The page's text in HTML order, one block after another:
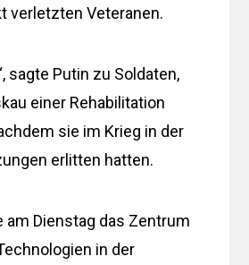
verletzten Veteranen.
sagte Putin zu Soldaten,
einer Rehabilitation
sie im Krieg in der
erlitten hatten.
am Dienstag das Zentrum
in der